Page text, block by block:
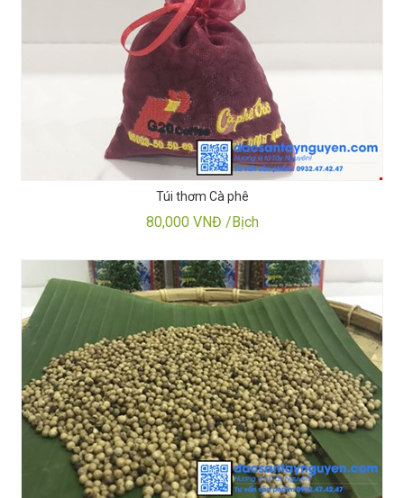
Túi thơm Cà phê
80,000 VNĐ /Bịch